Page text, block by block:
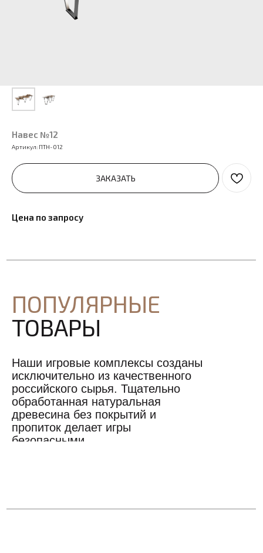
Навес №12
Артикул: ПТН-012
ЗАКАЗАТЬ
Цена по запросу
Наши игровые комплексы созданы
исключительно из качественного
российского сырья. Тщательно
обработанная натуральная
древесина без покрытий и
пропиток делает игры
безопасными.
ПОПУЛЯРНЫЕ
ТОВАРЫ